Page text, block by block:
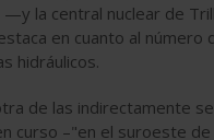
—y la central nuclear de
en cuanto al número
hidráulicos.
de las indirectamente
curso –"en el suroeste de